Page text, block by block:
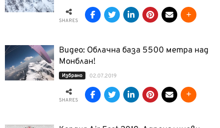
SHARES
Видео: Облачна база 5500 метра над
Монблан!
Избрано 02.07.2019
SHARES